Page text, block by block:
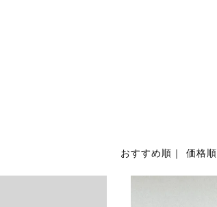
おすすめ順 ｜ 価格順